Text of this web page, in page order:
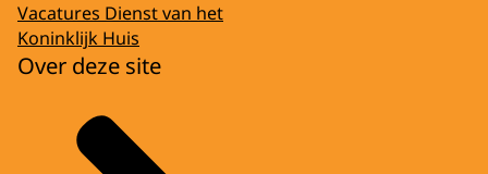
Vacatures Dienst van het
Koninklijk Huis
Over deze site